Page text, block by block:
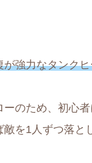
強力なタンク
のため、初心
を1人ずつ落と